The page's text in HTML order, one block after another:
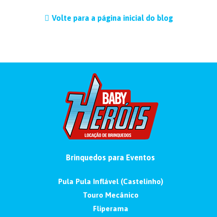
Volte para a página inicial do blog
Brinquedos para Eventos
Pula Pula Inflável (Castelinho)
Touro Mecânico
Fliperama